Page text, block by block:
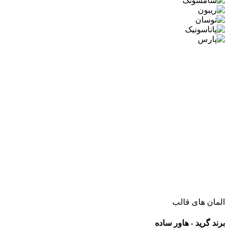
المان های قالب
برند گرید - هاور ساده